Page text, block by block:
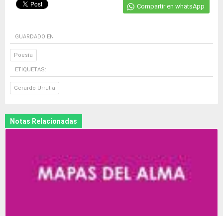
Compartir en whatsApp
GUARDADO EN
Poesía
ETIQUETAS:
Gerardo Urrutia
Notas Relacionadas